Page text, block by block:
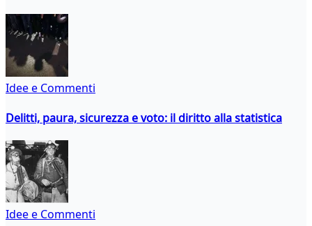
Idee e Commenti
Delitti, paura, sicurezza e voto: il diritto alla statistica
Idee e Commenti